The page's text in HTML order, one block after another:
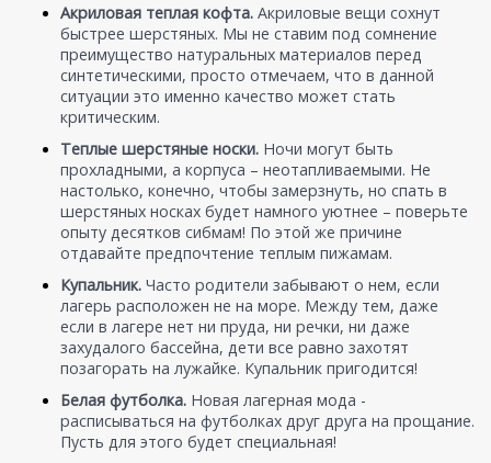
Акриловая теплая кофта. Акриловые вещи сохнут
быстрее шерстяных. Мы не ставим под сомнение
преимущество натуральных материалов перед
синтетическими, просто отмечаем, что в данной
ситуации это именно качество может стать
критическим.
Теплые шерстяные носки. Ночи могут быть
прохладными, а корпуса – неотапливаемыми. Не
настолько, конечно, чтобы замерзнуть, но спать в
шерстяных носках будет намного уютнее – поверьте
опыту десятков сибмам! По этой же причине
отдавайте предпочтение теплым пижамам.
Купальник. Часто родители забывают о нем, если
лагерь расположен не на море. Между тем, даже
если в лагере нет ни пруда, ни речки, ни даже
захудалого бассейна, дети все равно захотят
позагорать на лужайке. Купальник пригодится!
Белая футболка. Новая лагерная мода -
расписываться на футболках друг друга на прощание.
Пусть для этого будет специальная!